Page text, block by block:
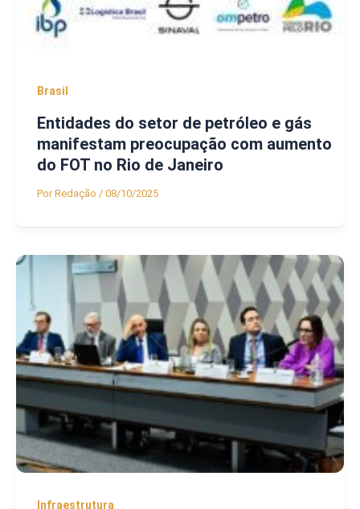
Brasil
Entidades do setor de petróleo e gás
manifestam preocupação com aumento
do FOT no Rio de Janeiro
PorRedação / 08/10/2025
Infraestrutura